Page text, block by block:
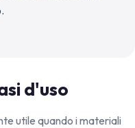
d'uso
utile quando i materiali